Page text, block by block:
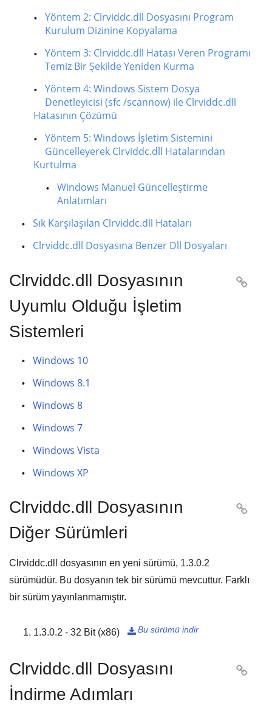
Yöntem 2: Clrviddc.dll Dosyasını Program
Kurulum Dizinine Kopyalama
Yöntem 3: Clrviddc.dll Hatası Veren Programı
Temiz Bir Şekilde Yeniden Kurma
Yöntem 4: Windows Sistem Dosya
Denetleyicisi (sfc /scannow) ile Clrviddc.dll
Hatasının Çözümü
Yöntem 5: Windows İşletim Sistemini
Güncelleyerek Clrviddc.dll Hatalarından
Kurtulma
Windows Manuel Güncelleştirme
Anlatımları
Sık Karşılaşılan Clrviddc.dll Hataları
Clrviddc.dll Dosyasına Benzer Dll Dosyaları
Clrviddc.dll Dosyasının
Uyumlu Olduğu İşletim
Sistemleri

Windows 10
Windows 8.1
Windows 8
Windows 7
Windows Vista
Windows XP
Clrviddc.dll Dosyasının
Diğer Sürümleri

Clrviddc.dll dosyasının en yeni sürümü, 1.3.0.2
sürümüdür. Bu dosyanın tek bir sürümü mevcuttur. Farklı
bir sürüm yayınlanmamıştır.
1.3.0.2 - 32 Bit (x86) Bu sürümü indir

Clrviddc.dll Dosyasını
İndirme Adımları
